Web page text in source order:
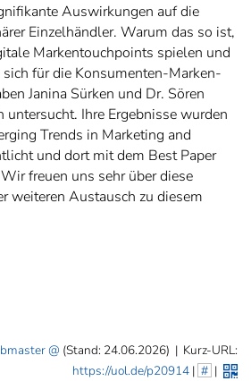
Auswirkungen auf die
Einzelhändler. Warum das so ist,
Markentouchpoints spielen und
für die Konsumenten-Marken-
Janina Sürken und Dr. Sören
untersucht. Ihre Ergebnisse wurden
Trends in Marketing and
und dort mit dem Best Paper
freuen uns sehr über diese
weiteren Austausch zu diesem
(Stand: 24.06.2026) | Kurz-URL:
https://uol.de/p20914| # |